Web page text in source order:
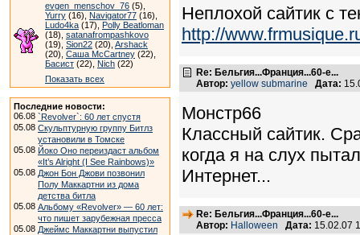
evgen_menschov_76 (5),
Yurry (16), Navigator77 (16),
Ludo4ka (17), Polly Beatloman
(18), satanafrompashkovo
(19), Sion22 (20), Arshack
(20), Саша McCartney (22),
Басист (22), Nich (22)
Показать всех
Последние новости:
06.08 `Revolver`: 60 лет спустя
05.08 Скульптурную группу Битлз
установили в Томске
05.08 Йоко Оно переиздаст альбом
«It’s Alright (I See Rainbows)»
05.08 Джон Бон Джови позвонил
Полу Маккартни из дома
детства битла
05.08 Альбому «Revolver» — 60 лет:
что пишет зарубежная пресса
05.08 Джеймс Маккартни выпустил
Неплохой сайтик с
http://
Re: Бельгия...Франция...60-е...
Автор: yellow submarine Дата:
Монстр66
Классный сайтик.
когда я на слух
Интернет...
Re: Бельгия...Франция...60-е...
Автор: Halloween Дата: 15.02.07